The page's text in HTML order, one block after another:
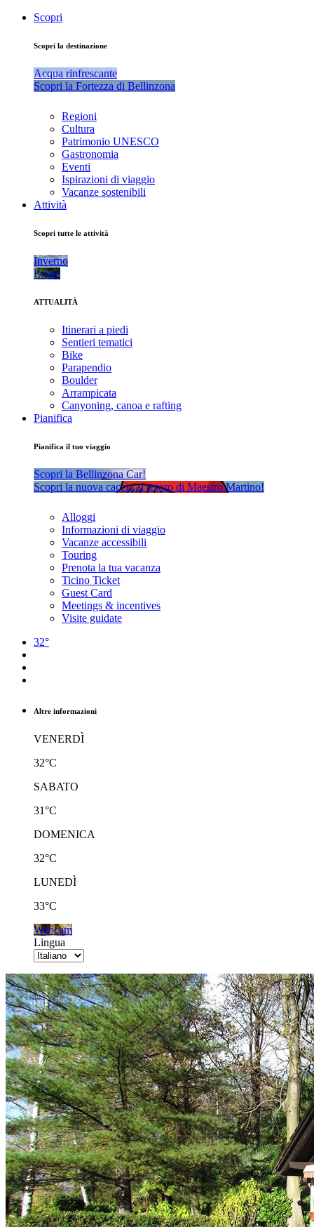
Scopri
Scopri la destinazione
Acqua rinfrescante
Scopri la Fortezza di Bellinzona
Regioni
Cultura
Patrimonio UNESCO
Gastronomia
Eventi
Ispirazioni di viaggio
Vacanze sostenibili
Attività
Scopri tutte le attività
Inverno
Estate
ATTUALITÀ
Itinerari a piedi
Sentieri tematici
Bike
Parapendio
Boulder
Arrampicata
Canyoning, canoa e rafting
Pianifica
Pianifica il tuo viaggio
Scopri la Bellinzona Car!
Scopri la nuova caccia al tesoro di Maestro Martino!
Alloggi
Informazioni di viaggio
Vacanze accessibili
Touring
Prenota la tua vacanza
Ticino Ticket
Guest Card
Meetings & incentives
Visite guidate
32°
Altre informazioni
VENERDÌ
32°C
SABATO
31°C
DOMENICA
32°C
LUNEDÌ
33°C
Webcam
Lingua